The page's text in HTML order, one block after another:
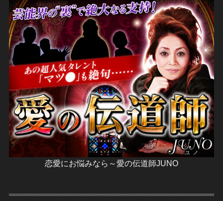
恋愛にお悩みなら～愛の伝道師JUNO